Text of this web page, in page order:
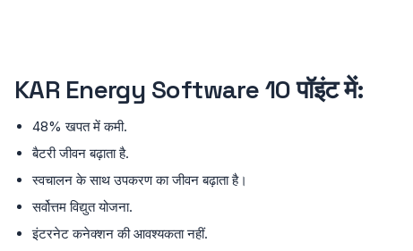
KAR Energy Software 10 पॉइंट में:
48% खपत में कमी.
बैटरी जीवन बढ़ाता है.
स्वचालन के साथ उपकरण का जीवन बढ़ाता है।
सर्वोत्तम विद्युत योजना.
इंटरनेट कनेक्शन की आवश्यकता नहीं.